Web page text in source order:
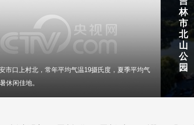
市口上村北，常年平均气温19摄氏度，夏季平均气
休闲佳地。
林
市
北
山
公
园